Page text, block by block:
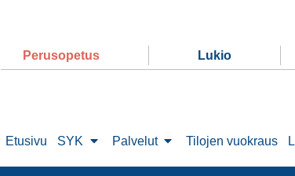
Perusopetus Lukio
Etusivu SYK Palvelut Tilojen vuokraus